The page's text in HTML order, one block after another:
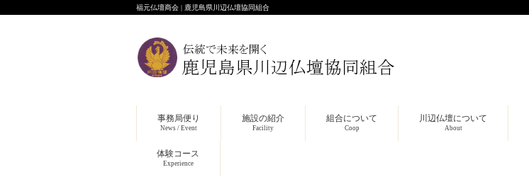
福元仏壇商会 | 鹿児島県川辺仏壇協同組合
事務局便り
News / Event
施設の紹介
Facility
組合について
Coop
川辺仏壇について
About
体験コース
Experience